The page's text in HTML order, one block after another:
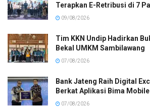
Terapkan E-Retribusi di 7
09/08/2026
Tim KKN Undip Hadirkan
Bekal UMKM Sambilawang
07/08/2026
Bank Jateng Raih Digital
Berkat Aplikasi Bima Mobile
07/08/2026